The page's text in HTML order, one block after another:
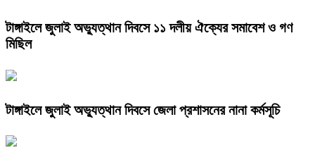
টাঙ্গাইলে জুলাই অভ্যুত্থান দিবসে ১১ দলীয় ঐক্যের সমাবেশ ও গণ
মিছিল
টাঙ্গাইলে জুলাই অভ্যুত্থান দিবসে জেলা প্রশাসনের নানা কর্মসূচি